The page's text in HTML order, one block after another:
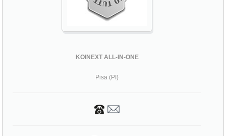
KOINEXT ALL-IN-ONE
Pisa (PI)